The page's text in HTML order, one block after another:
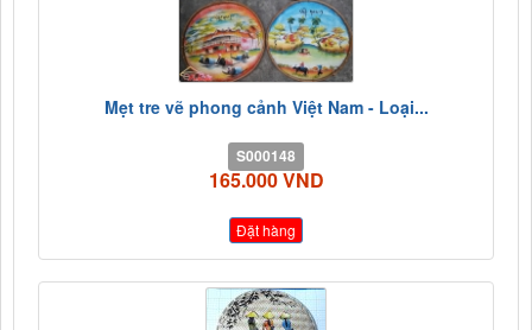
Mẹt tre vẽ phong cảnh Việt Nam - Loại...
S000148
165.000 VND
Đặt hàng